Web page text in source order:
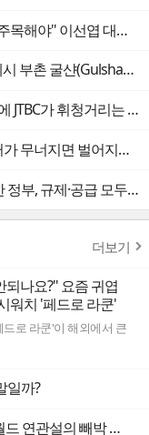
AI 시대 투자 성과를 가르는 지점들
의 극단적인 모습에 충격을 받다
가 휘청거리는 이유
너지면 벌어지는 일
·공급 모두 실효성 의문
더보기
나요?" 요즘 귀엽
워치 '페드로 라쿤'
로 라쿤'이 해외에서 큰
일까?
[이슈점검] 뉴진스 OMG 뮤비는 정말 단월드 연관설의 빼박 증거일까